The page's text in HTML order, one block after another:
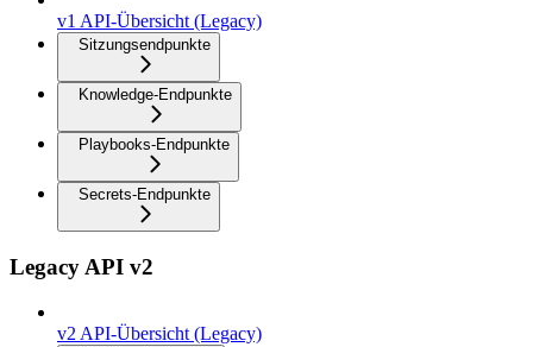
v1 API-Übersicht (Legacy)
Sitzungsendpunkte
Knowledge-Endpunkte
Playbooks-Endpunkte
Secrets-Endpunkte
Legacy API v2
v2 API-Übersicht (Legacy)